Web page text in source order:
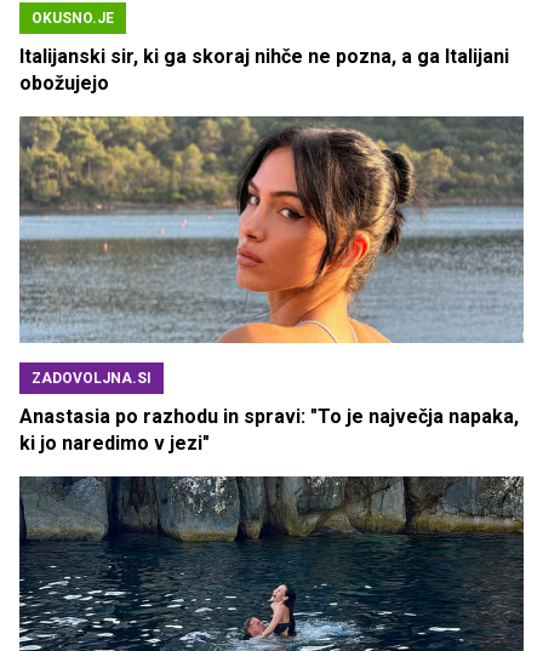
OKUSNO.JE
Italijanski sir, ki ga skoraj nihče ne pozna, a ga Italijani
obožujejo
ZADOVOLJNA.SI
Anastasia po razhodu in spravi: "To je največja napaka,
ki jo naredimo v jezi"